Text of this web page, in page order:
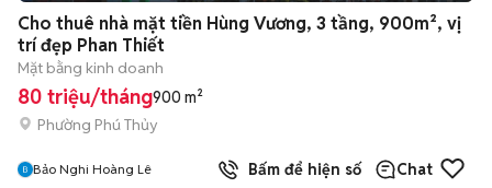
Cho thuê nhà mặt tiền Hùng Vương, 3 tầng, 900m², vị
trí đẹp Phan Thiết
Mặt bằng kinh doanh
80 triệu/tháng900 m²
Phường Phú Thủy
Bảo Nghi Hoàng Lê Bấm để hiện số Chat